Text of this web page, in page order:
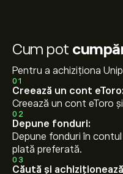
Cum pot
Pentru a achiziționa
01
Creează un cont eToro:
Creează un cont eToro
02
Depune fonduri:
Depune fonduri în
plată preferată.
03
Căută și